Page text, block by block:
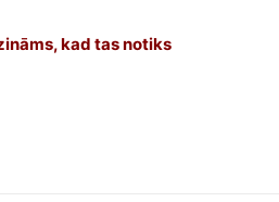
kad tas notiks